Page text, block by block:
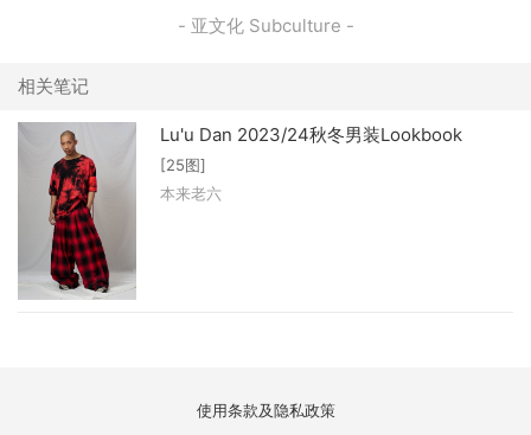
- 亚文化 Subculture -
相关笔记
Lu'u Dan 2023/24秋冬男装Lookbook
[25图]
本来老六
使用条款及隐私政策